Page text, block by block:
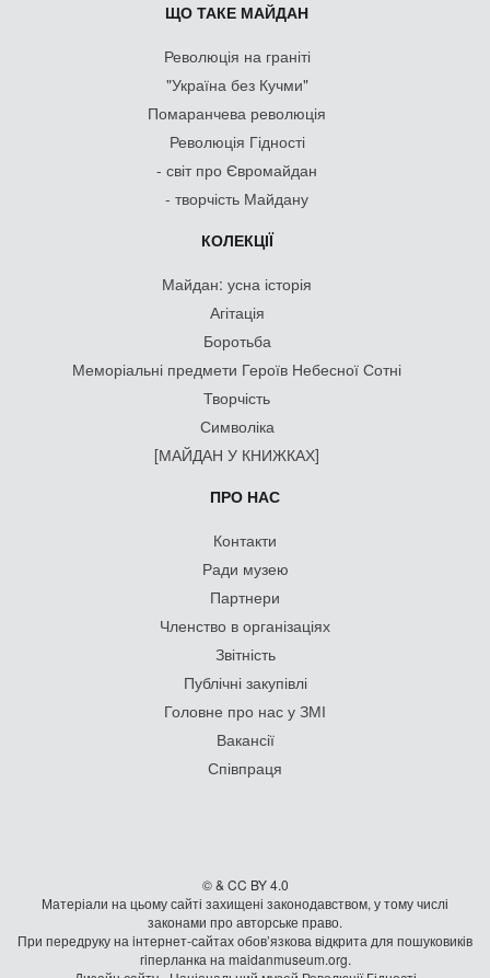
ЩО ТАКЕ МАЙДАН
Революція на граніті
"Україна без Кучми"
Помаранчева революція
Революція Гідності
- світ про Євромайдан
- творчість Майдану
КОЛЕКЦІЇ
Майдан: усна історія
Агітація
Боротьба
Меморіальні предмети Героїв Небесної Сотні
Творчість
Символіка
[МАЙДАН У КНИЖКАХ]
ПРО НАС
Контакти
Ради музею
Партнери
Членство в організаціях
Звітність
Публічні закупівлі
Головне про нас у ЗМІ
Вакансії
Співпраця
© & CC BY 4.0
Матеріали на цьому сайті захищені законодавством, у тому числі
законами про авторське право.
При передруку на iнтернет-сайтах обов’язкова відкрита для пошуковиків
гiперланка на maidanmuseum.org.